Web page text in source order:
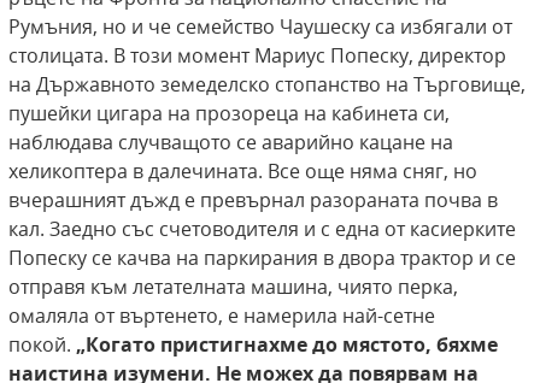
Румъния, но и че семейство Чаушеску са избягали от
столицата. В този момент Мариус Попеску, директор
на Държавното земеделско стопанство на Търговище,
пушейки цигара на прозореца на кабинета си,
наблюдава случващото се аварийно кацане на
хеликоптера в далечината. Все още няма сняг, но
вчерашният дъжд е превърнал разораната почва в
кал. Заедно със счетоводителя и с една от касиерките
Попеску се качва на паркирания в двора трактор и се
отправя към летателната машина, чиято перка,
омаляла от въртенето, е намерила най-сетне
покой. „Когато пристигнахме до мястото, бяхме
наистина изумени. Не можех да повярвам на